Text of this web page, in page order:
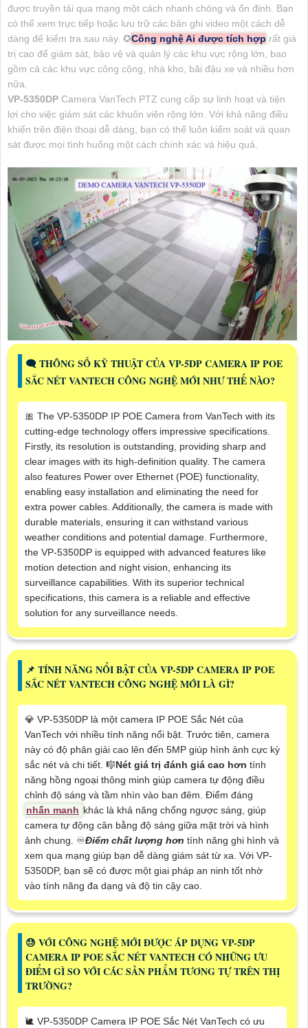
được truyền tải qua mạng một cách nhanh chóng và ổn định. Bạn
có thể xem trực tiếp hoặc lưu trữ các bản ghi video một cách dễ
dàng để kiểm tra sau này. ✪Công nghệ Ai được tích hợp rất giá
trị cao để giám sát, bảo vệ và quản lý các khu vực rộng lớn, bao
gồm cả các khu vực công cộng, nhà kho, bãi đậu xe và nhiều hơn
nữa.
VP-5350DP Camera VanTech PTZ cung cấp sự linh hoạt và tiện
lợi cho việc giám sát các khuôn viên rộng lớn. Với khả năng điều
khiển trên điện thoại dễ dàng, bạn có thể luôn kiểm soát và quan
sát được mọi tình huống một cách chính xác và hiệu quả.
🗨️ THÔNG SỐ KỸ THUẬT CỦA VP-5DP CAMERA IP POE
SẮC NÉT VANTECH CÔNG NGHỆ MỚI NHƯ THẾ NÀO?
🎀 The VP-5350DP IP POE Camera from VanTech with its
cutting-edge technology offers impressive specifications.
Firstly, its resolution is outstanding, providing sharp and
clear images with its high-definition quality. The camera
also features Power over Ethernet (POE) functionality,
enabling easy installation and eliminating the need for
extra power cables. Additionally, the camera is made with
durable materials, ensuring it can withstand various
weather conditions and potential damage. Furthermore,
the VP-5350DP is equipped with advanced features like
motion detection and night vision, enhancing its
surveillance capabilities. With its superior technical
specifications, this camera is a reliable and effective
solution for any surveillance needs.
📌 TÍNH NĂNG NỔI BẬT CỦA VP-5DP CAMERA IP POE
SẮC NÉT VANTECH CÔNG NGHỆ MỚI LÀ GÌ?
💎 VP-5350DP là một camera IP POE Sắc Nét của
VanTech với nhiều tính năng nổi bật. Trước tiên, camera
này có độ phân giải cao lên đến 5MP giúp hình ảnh cực kỳ
sắc nét và chi tiết. 🎼️Nét giá trị đánh giá cao hơn tính
năng hồng ngoại thông minh giúp camera tự động điều
chỉnh độ sáng và tầm nhìn vào ban đêm. Điểm đáng
nhấn mạnh khác là khả năng chống ngược sáng, giúp
camera tự động cân bằng độ sáng giữa mặt trời và hình
ảnh chung. ♾Điểm chất lượng hơn tính năng ghi hình và
xem qua mạng giúp bạn dễ dàng giám sát từ xa. Với VP-
5350DP, bạn sẽ có được một giai pháp an ninh tốt nhờ
vào tính năng đa dạng và độ tin cậy cao.
😓 VỚI CÔNG NGHỆ MỚI ĐƯỢC ÁP DỤNG VP-5DP
CAMERA IP POE SẮC NÉT VANTECH CÓ NHỮNG ƯU
ĐIỂM GÌ SO VỚI CÁC SẢN PHẨM TƯƠNG TỰ TRÊN THỊ
TRƯỜNG?
🐌 VP-5350DP Camera IP POE Sắc Nét VanTech có ưu